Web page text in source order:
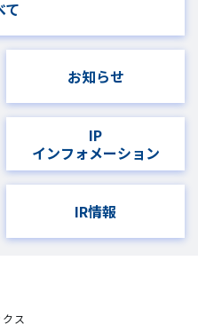
て
お知らせ
IP
インフォメーション
IR情報
ス